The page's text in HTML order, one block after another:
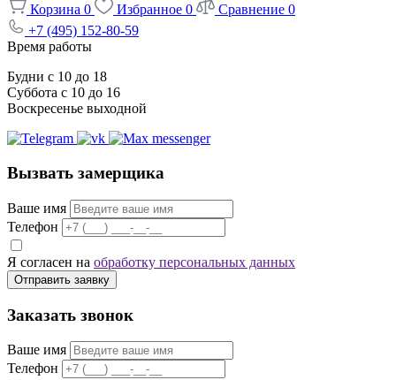
Корзина 0 Избранное 0 Сравнение 0
+7 (495) 152-80-59
Время работы
Будни с 10 до 18
Суббота с 10 до 16
Воскресенье выходной
Вызвать замерщика
Ваше имя
Телефон
Я согласен на обработку персональных данных
Отправить заявку
Заказать звонок
Ваше имя
Телефон